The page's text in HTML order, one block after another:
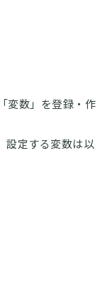
変数」を登録・作
設定する変数は以